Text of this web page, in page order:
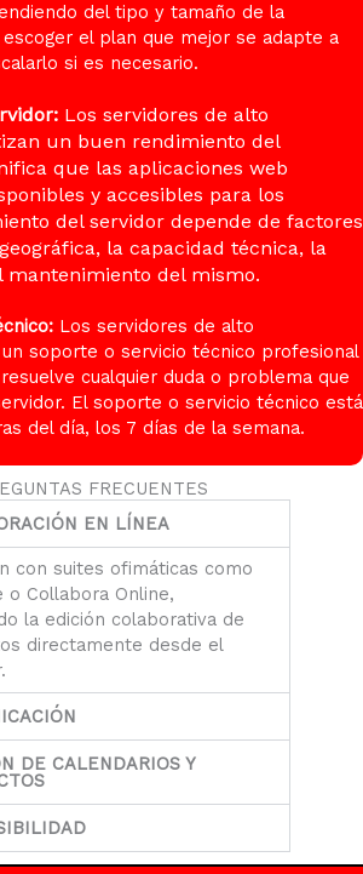
del tipo y tamaño de la
el plan que mejor se adapte a
si es necesario.
Los servidores de alto
un buen rendimiento del
que las aplicaciones web
y accesibles para los
del servidor depende de factores
la capacidad técnica, la
del mismo.
Los servidores de alto
soporte o servicio técnico profesional
cualquier duda o problema que
El soporte o servicio técnico está
del día, los 7 días de la semana.
FRECUENTES
EN LÍNEA
con suites ofimáticas como
o Collabora Online,
la edición colaborativa de
directamente desde el
DE CALENDARIOS Y